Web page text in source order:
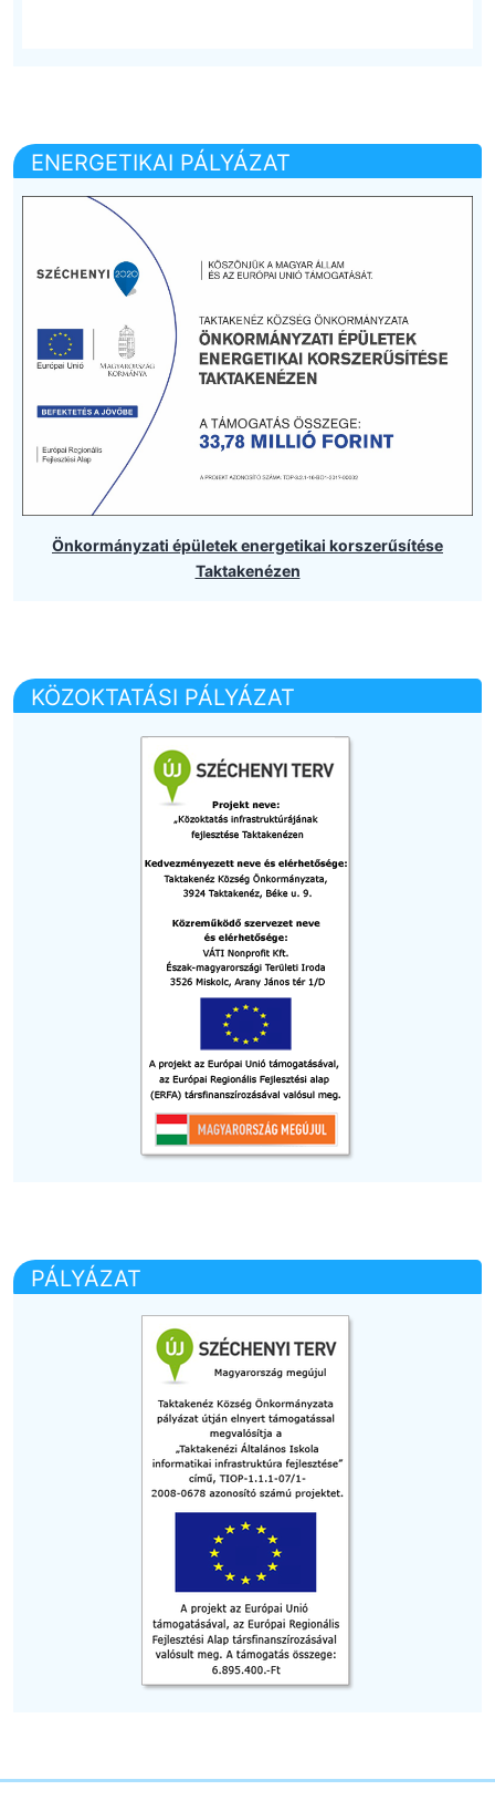
ENERGETIKAI PÁLYÁZAT
Önkormányzati épületek energetikai korszerűsítése
Taktakenézen
KÖZOKTATÁSI PÁLYÁZAT
PÁLYÁZAT